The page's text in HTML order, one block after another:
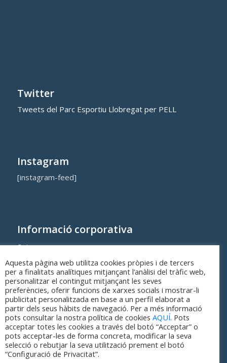
Twitter
Tweets del Parc Esportiu Llobregat per PELL
Instagram
[instagram-feed]
Informació corporativa
Qui som
Cost dels equipaments i serveis municipals
Aquesta pàgina web utilitza cookies pròpies i de tercers
per a finalitats analítiques mitjançant l’anàlisi del tràfic web,
personalitzar el contingut mitjançant les seves
preferències, oferir funcions de xarxes socials i mostrar-li
publicitat personalitzada en base a un perfil elaborat a
partir dels seus hàbits de navegació. Per a més informació
pots consultar la nostra política de cookies AQUÍ. Pots
acceptar totes les cookies a través del botó “Acceptar” o
pots acceptar-les de forma concreta, modificar la seva
selecció o rebutjar la seva utilització prement el botó
“Configuració de Privacitat”.